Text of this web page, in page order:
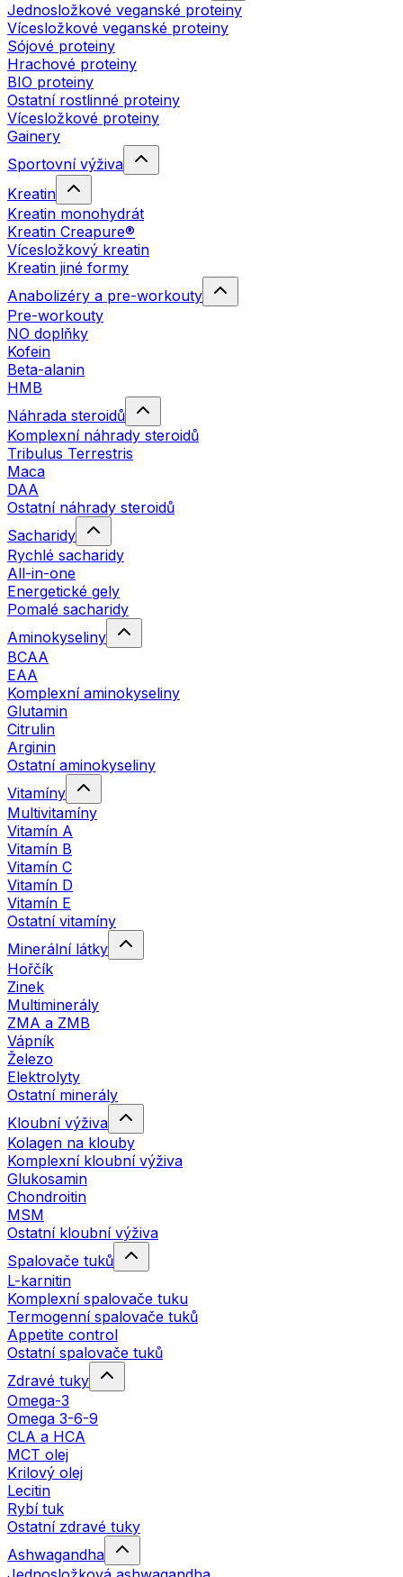
Jednosložkové veganské proteiny
Vícesložkové veganské proteiny
Sójové proteiny
Hrachové proteiny
BIO proteiny
Ostatní rostlinné proteiny
Vícesložkové proteiny
Gainery
Sportovní výživa
Kreatin
Kreatin monohydrát
Kreatin Creapure®
Vícesložkový kreatin
Kreatin jiné formy
Anabolizéry a pre-workouty
Pre-workouty
NO doplňky
Kofein
Beta-alanin
HMB
Náhrada steroidů
Komplexní náhrady steroidů
Tribulus Terrestris
Maca
DAA
Ostatní náhrady steroidů
Sacharidy
Rychlé sacharidy
All-in-one
Energetické gely
Pomalé sacharidy
Aminokyseliny
BCAA
EAA
Komplexní aminokyseliny
Glutamin
Citrulin
Arginin
Ostatní aminokyseliny
Vitamíny
Multivitamíny
Vitamín A
Vitamín B
Vitamín C
Vitamín D
Vitamín E
Ostatní vitamíny
Minerální látky
Hořčík
Zinek
Multiminerály
ZMA a ZMB
Vápník
Železo
Elektrolyty
Ostatní minerály
Kloubní výživa
Kolagen na klouby
Komplexní kloubní výživa
Glukosamin
Chondroitin
MSM
Ostatní kloubní výživa
Spalovače tuků
L-karnitin
Komplexní spalovače tuku
Termogenní spalovače tuků
Appetite control
Ostatní spalovače tuků
Zdravé tuky
Omega-3
Omega 3-6-9
CLA a HCA
MCT olej
Krilový olej
Lecitin
Rybí tuk
Ostatní zdravé tuky
Ashwagandha